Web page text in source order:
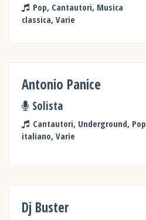
Pop, Cantautori, Musica
classica, Varie
Antonio Panice
Solista
Cantautori, Underground, Pop
italiano, Varie
Dj Buster